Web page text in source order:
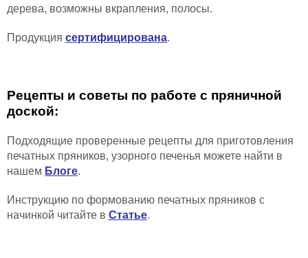
дерева, возможны вкрапления, полосы.
Продукция сертифицирована.
Рецепты и советы по работе с пряничной
доской:
Подходящие проверенные рецепты для приготовления
печатных пряников, узорного печенья можете найти в
нашем Блоге.
Инструкцию по формованию печатных пряников с
начинкой читайте в Статье.